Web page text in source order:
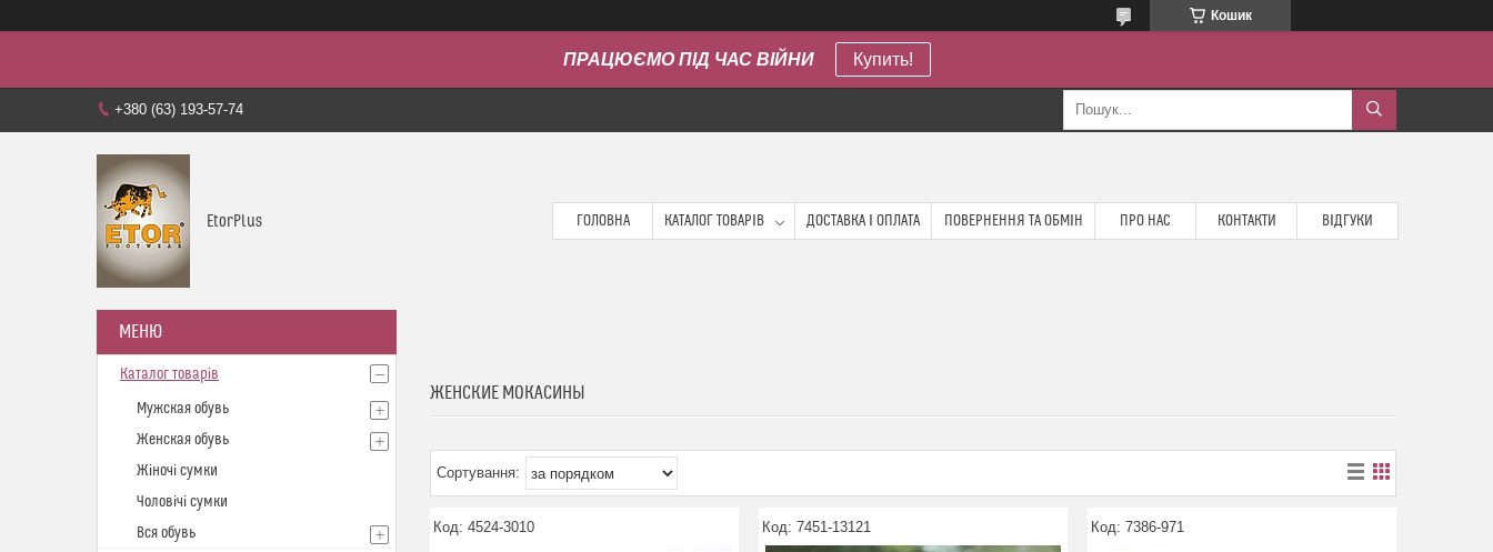
Кошик
ПРАЦЮЄМО ПІД ЧАС ВІЙНИ Купить!
+380 (63) 193-57-74
EtorPlus ГОЛОВНА КАТАЛОГ ТОВАРІВ ДОСТАВКА І ОПЛАТА ПОВЕРНЕННЯ ТА ОБМІН ПРО НАС КОНТАКТИ ВІДГУКИ
ЖЕНСКИЕ МОКАСИНЫ
4524-3010 7451-13121 7386-971
Каталог товарів
Мужская обувь
Женская обувь
Жіночі сумки
Чоловічі сумки
Вся обувь